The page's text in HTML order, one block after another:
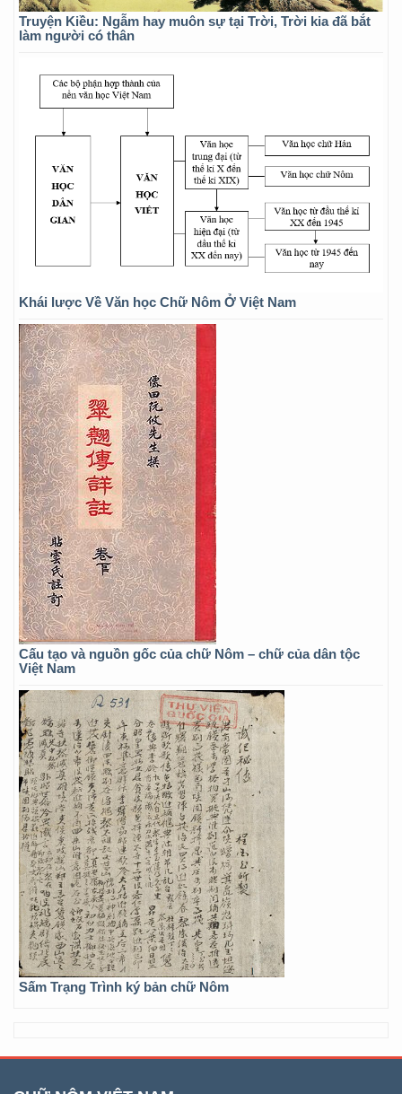
Truyện Kiều: Ngẫm hay muôn sự tại Trời, Trời kia đã bắt
làm người có thân
Khái lược Về Văn học Chữ Nôm Ở Việt Nam
Cấu tạo và nguồn gốc của chữ Nôm – chữ của dân tộc
Việt Nam
Sấm Trạng Trình ký bản chữ Nôm